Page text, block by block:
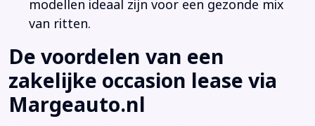
modellen ideaal zijn voor een gezonde mix
van ritten.
De voordelen van een
zakelijke occasion lease via
Margeauto.nl